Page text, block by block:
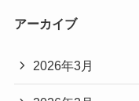
アーカイブ
2026年3月